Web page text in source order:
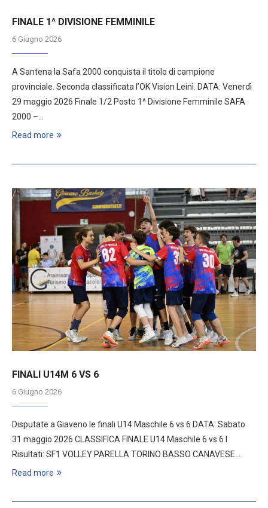
FINALE 1^ DIVISIONE FEMMINILE
6 Giugno 2026
A Santena la Safa 2000 conquista il titolo di campione
provinciale. Seconda classificata l’OK Vision Leinì. DATA: Venerdì
29 maggio 2026 Finale 1/2 Posto 1^ Divisione Femminile SAFA
2000 –…
Read more
FINALI U14M 6 VS 6
6 Giugno 2026
Disputate a Giaveno le finali U14 Maschile 6 vs 6 DATA: Sabato
31 maggio 2026 CLASSIFICA FINALE U14 Maschile 6 vs 6 I
Risultati: SF1 VOLLEY PARELLA TORINO BASSO CANAVESE…
Read more